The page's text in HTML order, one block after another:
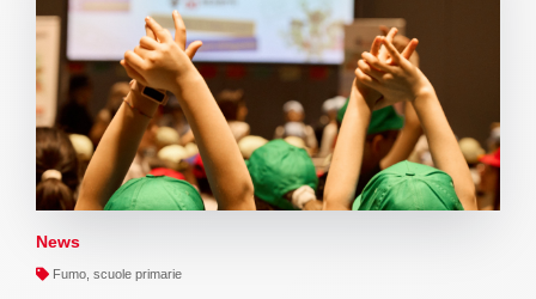
News
Fumo, scuole primarie